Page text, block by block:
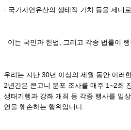
· 국가자연유산의 생태적 가치 등을 제대
이는 국민과 헌법, 그리고 각종 법률이
우리는 지난 30년 이상의 세월 동안 이러
2년간은 큰고니 분포 조사를 매주 1~2회
생태기행과 강좌 개최 등 각종 행사를 일
연을 훼손하는 행위입니다.